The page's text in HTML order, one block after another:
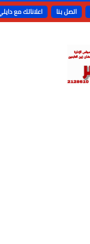
اتصل بنا اعلاناتك مع